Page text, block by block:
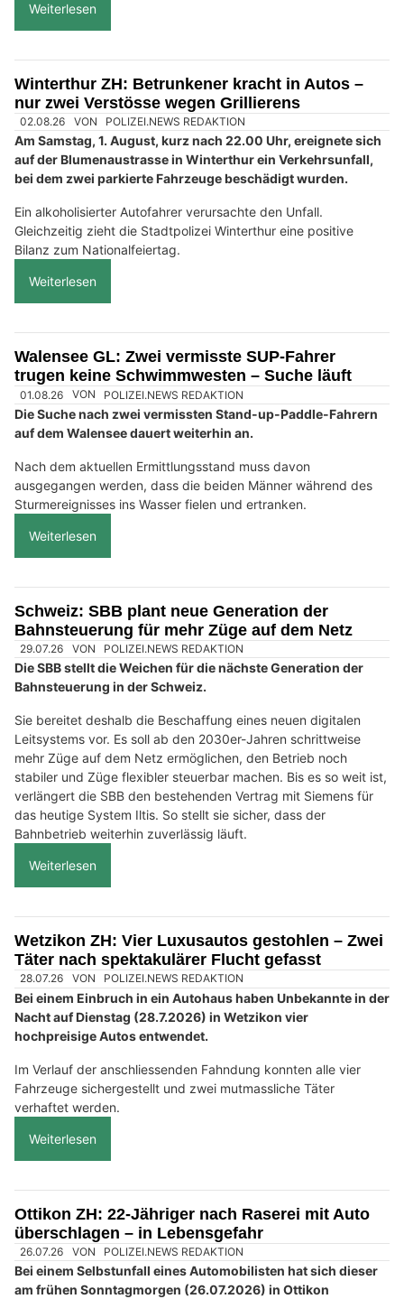
Weiterlesen
Winterthur ZH: Betrunkener kracht in Autos –
nur zwei Verstösse wegen Grillierens
02.08.26 VON POLIZEI.NEWS REDAKTION
Am Samstag, 1. August, kurz nach 22.00 Uhr, ereignete sich
auf der Blumenaustrasse in Winterthur ein Verkehrsunfall,
bei dem zwei parkierte Fahrzeuge beschädigt wurden.
Ein alkoholisierter Autofahrer verursachte den Unfall.
Gleichzeitig zieht die Stadtpolizei Winterthur eine positive
Bilanz zum Nationalfeiertag.
Weiterlesen
Walensee GL: Zwei vermisste SUP-Fahrer
trugen keine Schwimmwesten – Suche läuft
01.08.26 VON POLIZEI.NEWS REDAKTION
Die Suche nach zwei vermissten Stand-up-Paddle-Fahrern
auf dem Walensee dauert weiterhin an.
Nach dem aktuellen Ermittlungsstand muss davon
ausgegangen werden, dass die beiden Männer während des
Sturmereignisses ins Wasser fielen und ertranken.
Weiterlesen
Schweiz: SBB plant neue Generation der
Bahnsteuerung für mehr Züge auf dem Netz
29.07.26 VON POLIZEI.NEWS REDAKTION
Die SBB stellt die Weichen für die nächste Generation der
Bahnsteuerung in der Schweiz.
Sie bereitet deshalb die Beschaffung eines neuen digitalen
Leitsystems vor. Es soll ab den 2030er-Jahren schrittweise
mehr Züge auf dem Netz ermöglichen, den Betrieb noch
stabiler und Züge flexibler steuerbar machen. Bis es so weit ist,
verlängert die SBB den bestehenden Vertrag mit Siemens für
das heutige System Iltis. So stellt sie sicher, dass der
Bahnbetrieb weiterhin zuverlässig läuft.
Weiterlesen
Wetzikon ZH: Vier Luxusautos gestohlen – Zwei
Täter nach spektakulärer Flucht gefasst
28.07.26 VON POLIZEI.NEWS REDAKTION
Bei einem Einbruch in ein Autohaus haben Unbekannte in der
Nacht auf Dienstag (28.7.2026) in Wetzikon vier
hochpreisige Autos entwendet.
Im Verlauf der anschliessenden Fahndung konnten alle vier
Fahrzeuge sichergestellt und zwei mutmassliche Täter
verhaftet werden.
Weiterlesen
Ottikon ZH: 22-Jähriger nach Raserei mit Auto
überschlagen – in Lebensgefahr
26.07.26 VON POLIZEI.NEWS REDAKTION
Bei einem Selbstunfall eines Automobilisten hat sich dieser
am frühen Sonntagmorgen (26.07.2026) in Ottikon